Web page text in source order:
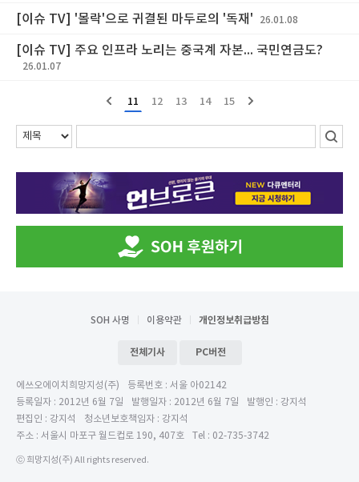
[이슈 TV] '몰락'으로 귀결된 마두로의 '독재' 26.01.08
[이슈 TV] 주요 인프라 노리는 중국계 자본... 국민연금도?
26.01.07
11 12 13 14 15
SOH 사명 이용약관 개인정보취급방침
전체기사 PC버전
에쓰오에이치희망지성(주)
등록번호 : 서울 아02142
등록일자 : 2012년 6월 7일
발행일자 : 2012년 6월 7일
발행인 : 강지석
편집인 : 강지석
청소년보호책임자 : 강지석
주소 : 서울시 마포구 월드컵로 190, 407호
Tel : 02-735-3742
ⓒ 희망지성(주) All rights reserved.